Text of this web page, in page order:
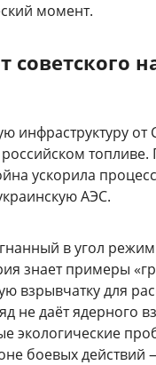
момент.
советского
от
топливе.
ускорила
АЭС.
в угол
знает примеры
взрывчатку для
не даёт ядерного
экологические
боевых действий